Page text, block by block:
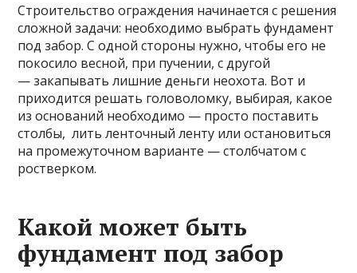
Строительство ограждения начинается с решения
сложной задачи: необходимо выбрать фундамент
под забор. С одной стороны нужно, чтобы его не
покосило весной, при пучении, с другой
— закапывать лишние деньги неохота. Вот и
приходится решать головоломку, выбирая, какое
из оснований необходимо — просто поставить
столбы, лить ленточный ленту или остановиться
на промежуточном варианте — столбчатом с
ростверком.
Какой может быть
фундамент под забор